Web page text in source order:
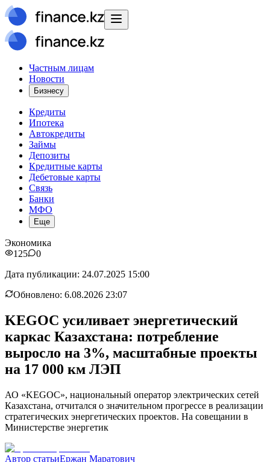
Частным лицам
Новости
Бизнесу
Кредиты
Ипотека
Автокредиты
Займы
Депозиты
Кредитные карты
Дебетовые карты
Связь
Банки
МФО
Еще
Экономика
125
0
Дата публикации: 24.07.2025 15:00
Обновлено: 6.08.2026 23:07
KEGOC усиливает энергетический
каркас Казахстана: потребление
выросло на 3%, масштабные проекты
на 17 000 км ЛЭП
АО «KEGOC», национальный оператор электрических сетей
Казахстана, отчитался о значительном прогрессе в реализации
стратегических энергетических проектов. На совещании в
Министерстве энергетик
Автор статьиЕржан Маратович